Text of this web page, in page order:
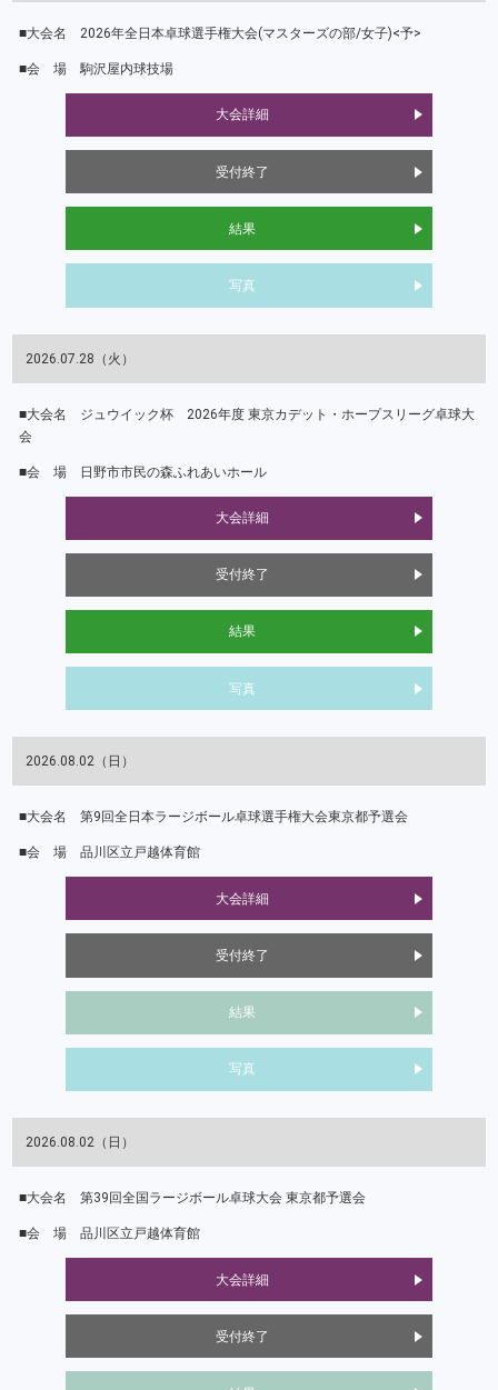
2026年全日本卓球選手権大会(マスターズの部/女子)<予>
駒沢屋内球技場
大会詳細
受付終了
結果
写真
2026.07.28（火）
ジュウイック杯 2026年度 東京カデット・ホープスリーグ卓球大
会
日野市市民の森ふれあいホール
大会詳細
受付終了
結果
写真
2026.08.02（日）
第9回全日本ラージボール卓球選手権大会東京都予選会
品川区立戸越体育館
大会詳細
受付終了
結果
写真
2026.08.02（日）
第39回全国ラージボール卓球大会 東京都予選会
品川区立戸越体育館
大会詳細
受付終了